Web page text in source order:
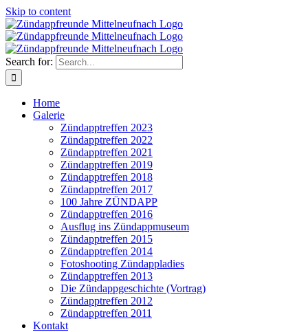
Skip to content
Search for:
Home
Galerie
Zündapptreffen 2023
Zündapptreffen 2022
Zündapptreffen 2021
Zündapptreffen 2019
Zündapptreffen 2018
Zündapptreffen 2017
100 Jahre ZÜNDAPP
Zündapptreffen 2016
Ausflug ins Zündappmuseum
Zündapptreffen 2015
Zündapptreffen 2014
Fotoshooting Zündappladies
Zündapptreffen 2013
Die Zündappgeschichte (Vortrag)
Zündapptreffen 2012
Zündapptreffen 2011
Kontakt